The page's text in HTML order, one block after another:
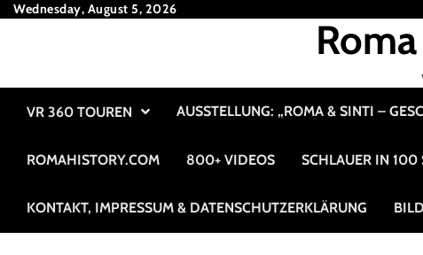
SkipWednesday, August 5, 2026
VR 360 TOUREN AUSSTELLUNG: „ROMA & SINTI –
ROMAHISTORY.COM 800+ VIDEOS SCHLAUER IN 100
KONTAKT, IMPRESSUM & DATENSCHUTZERKLÄRUNG